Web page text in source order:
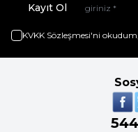
Kayıt Ol
KVKK Sözleşmesi'ni